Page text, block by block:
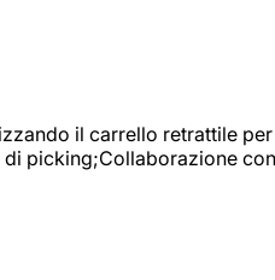
il carrello retrattile
picking;Collaborazione